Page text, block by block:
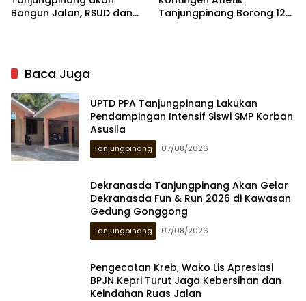
Bangun Jalan, RSUD dan
Tanjungpinang Borong 12
Baca Juga
UPTD PPA Tanjungpinang Lakukan
Pendampingan Intensif Siswi SMP Korban
Asusila
Tanjungpinang 07/08/2026
Dekranasda Tanjungpinang Akan Gelar
Dekranasda Fun & Run 2026 di Kawasan
Gedung Gonggong
Tanjungpinang 07/08/2026
Pengecatan Kreb, Wako Lis Apresiasi
BPJN Kepri Turut Jaga Kebersihan dan
Keindahan Ruas Jalan